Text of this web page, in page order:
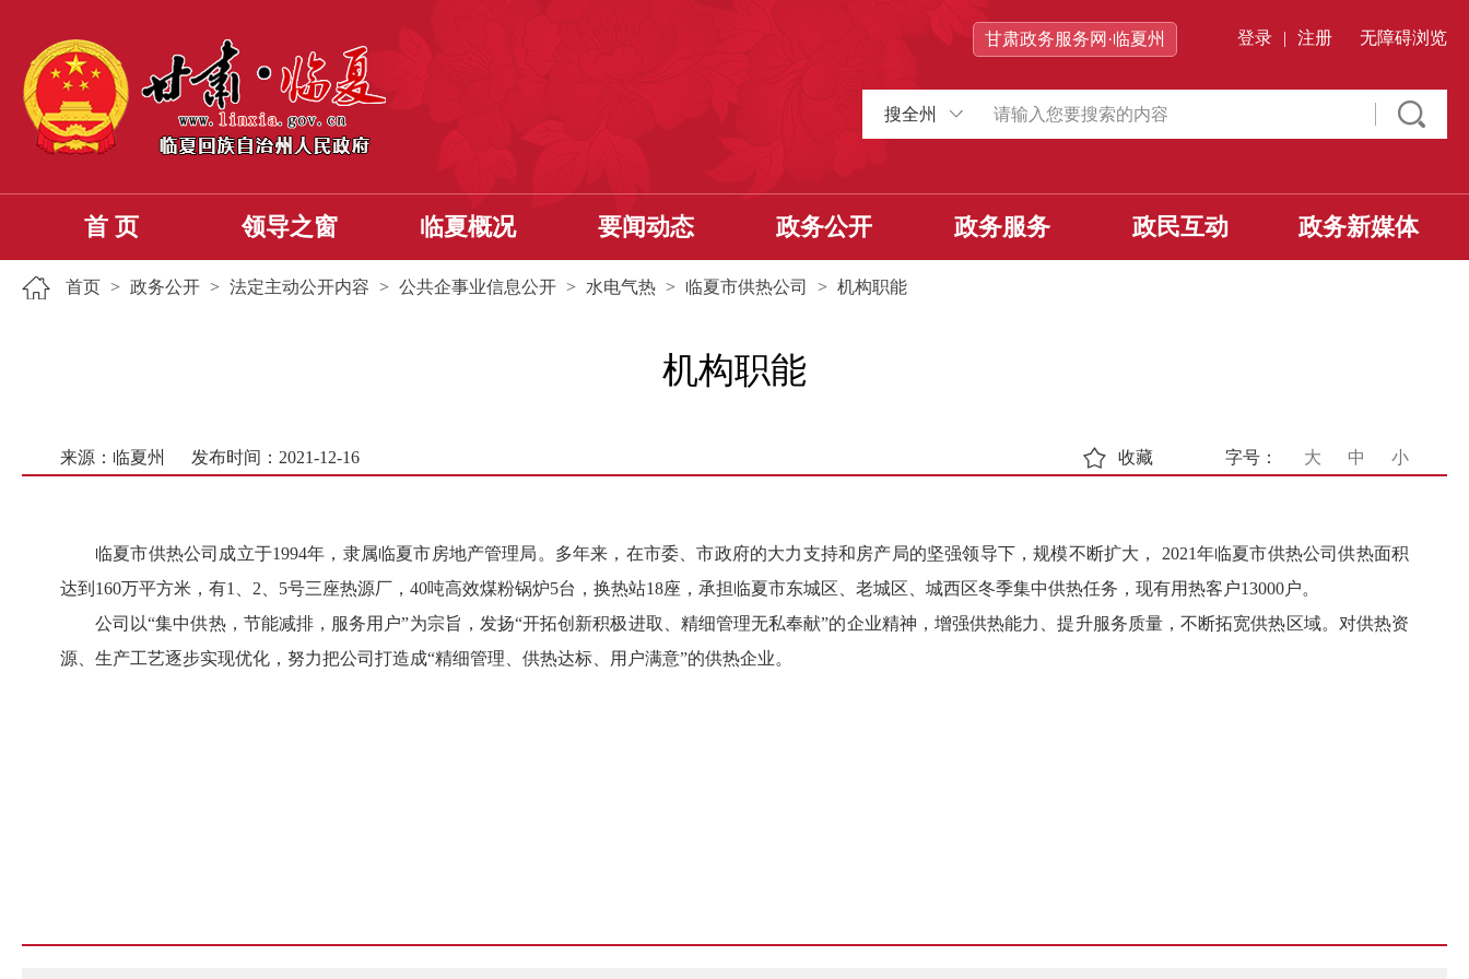
甘肃政务服务网·临夏州 登录 | 注册 无障碍浏览
搜全州
首 页 领导之窗 临夏概况 要闻动态 政务公开 政务服务 政民互动 政务新媒体
首页 > 政务公开 > 法定主动公开内容 > 公共企事业信息公开 > 水电气热 > 临夏市供热公司 > 机构职能
机构职能
来源：临夏州 发布时间：2021-12-16 字号： 大 中 小
收藏
临夏市供热公司成立于1994年，隶属临夏市房地产管理局。多年来，在市委、市政府的大力支持和房产局的坚强领导下，规模不断扩大， 2021年临夏市供热公司供热面积
达到160万平方米，有1、2、5号三座热源厂，40吨高效煤粉锅炉5台，换热站18座，承担临夏市东城区、老城区、城西区冬季集中供热任务，现有用热客户13000户。
公司以“集中供热，节能减排，服务用户”为宗旨，发扬“开拓创新积极进取、精细管理无私奉献”的企业精神，增强供热能力、提升服务质量，不断拓宽供热区域。对供热资
源、生产工艺逐步实现优化，努力把公司打造成“精细管理、供热达标、用户满意”的供热企业。